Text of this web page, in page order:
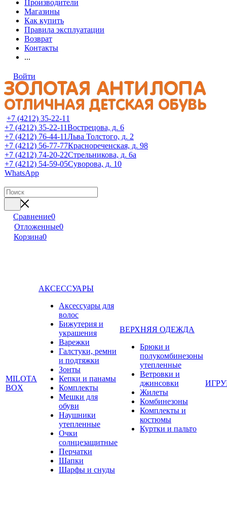
Производители
Магазины
Как купить
Правила эксплуатации
Возврат
Контакты
...
Войти
+7 (4212) 35-22-11
+7 (4212) 35-22-11Вострецова, д. 6
+7 (4212) 76-44-11Льва Толстого, д. 2
+7 (4212) 56-77-77Краснореченская, д. 98
+7 (4212) 74-20-22Стрельникова, д. 6а
+7 (4212) 54-59-05Суворова, д. 10
WhatsApp
Сравнение0
Отложенные0
Корзина0
MILOTA
BOX
АКСЕССУАРЫ
Аксессуары для
волос
Бижутерия и
украшения
Варежки
Галстуки, ремни
и подтяжки
Зонты
Кепки и панамы
Комплекты
Мешки для
обуви
Наушники
утепленные
Очки
солнцезащитные
Перчатки
Шапки
Шарфы и снуды
ВЕРХНЯЯ ОДЕЖДА
Брюки и
полукомбинезоны
утепленные
Ветровки и
джинсовки
Жилеты
Комбинезоны
Комплекты и
костюмы
Куртки и пальто